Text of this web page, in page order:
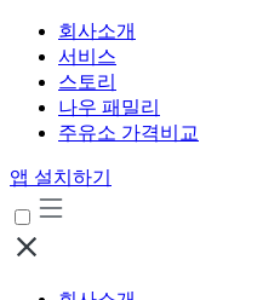
회사소개
서비스
스토리
나우 패밀리
주유소 가격비교
앱 설치하기